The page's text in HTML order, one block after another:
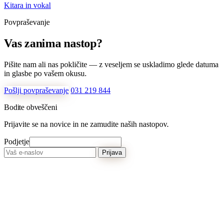
Kitara in vokal
Povpraševanje
Vas zanima nastop?
Pišite nam ali nas pokličite — z veseljem se uskladimo glede datuma
in glasbe po vašem okusu.
Pošlji povpraševanje 031 219 844
Bodite obveščeni
Prijavite se na novice in ne zamudite naših nastopov.
Podjetje
Prijava